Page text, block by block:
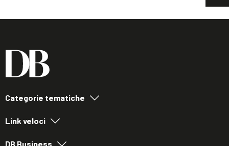
Categorie tematiche
Link veloci
DB Business